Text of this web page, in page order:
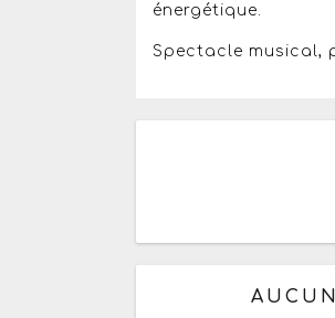
énergétique.
Spectacle musical,
Copiez